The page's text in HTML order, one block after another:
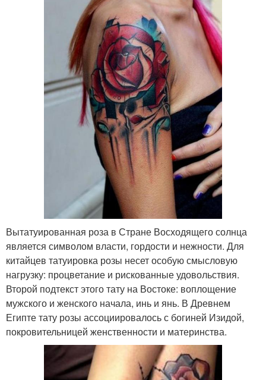
Вытатуированная роза в Стране Восходящего солнца
является символом власти, гордости и нежности. Для
китайцев татуировка розы несет особую смысловую
нагрузку: процветание и рискованные удовольствия.
Второй подтекст этого тату на Востоке: воплощение
мужского и женского начала, инь и янь. В Древнем
Египте тату розы ассоциировалось с богиней Изидой,
покровительницей женственности и материнства.